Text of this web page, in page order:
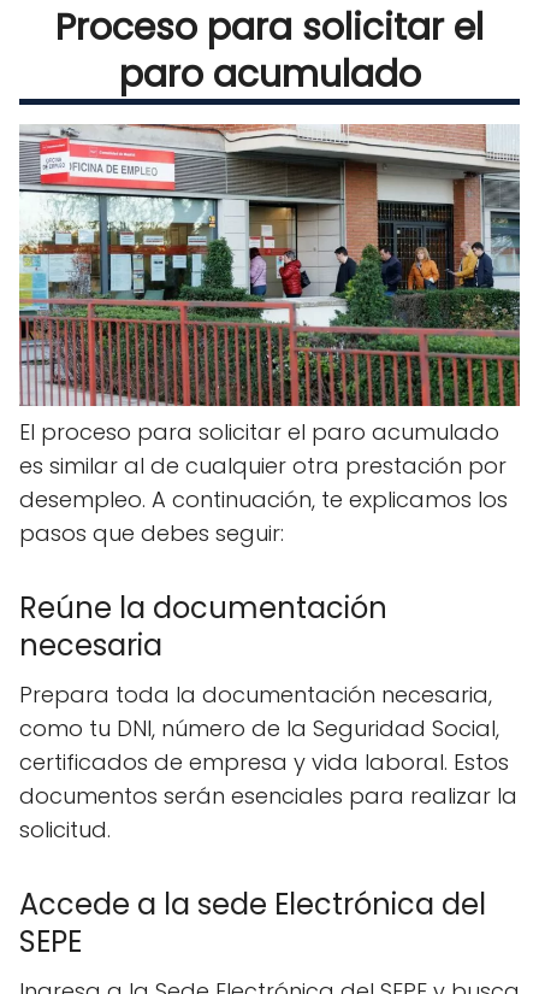
Proceso para solicitar el
paro acumulado
El proceso para solicitar el paro acumulado
es similar al de cualquier otra prestación por
desempleo. A continuación, te explicamos los
pasos que debes seguir:
Reúne la documentación
necesaria
Prepara toda la documentación necesaria,
como tu DNI, número de la Seguridad Social,
certificados de empresa y vida laboral. Estos
documentos serán esenciales para realizar la
solicitud.
Accede a la sede Electrónica del
SEPE